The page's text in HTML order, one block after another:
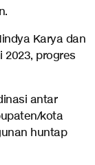
Karya dan
2023, progres
antar
kota
huntap